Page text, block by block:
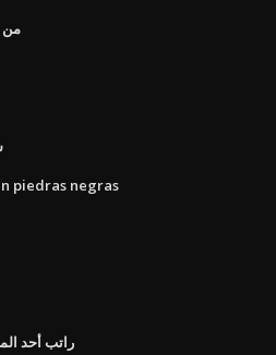
من
piedras negras
راتب أحد